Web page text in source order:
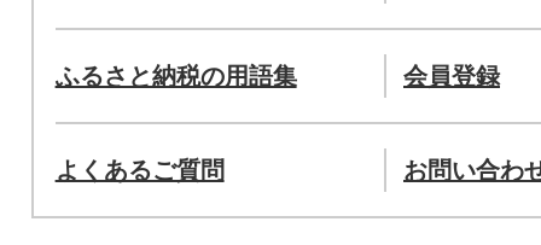
ふるさと納税の用語集 会員登録
よくあるご質問 お問い合わ